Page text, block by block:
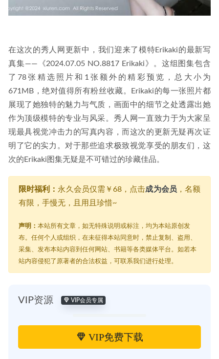
在这次的秀人网更新中，我们迎来了模特Erikaki的最新写
真集——《2024.07.05 NO.8817 Erikaki》。这组图集包含
了78张精选照片和1张额外的精彩预览，总大小为
671MB，绝对值得所有粉丝收藏。Erikaki的每一张照片都
展现了她独特的魅力与气质，画面中的细节之处透露出她
作为顶级模特的专业与风采。秀人网一直致力于为大家呈
现最具视觉冲击力的写真内容，而这次的更新无疑再次证
明了它的实力。对于那些追求极致视觉享受的朋友们，这
次的Erikaki图集无疑是不可错过的珍藏佳品。
限时福利： 永久会员仅需￥68，点击成为会员 ，名额
有限，手慢无，且用且珍惜~
声明： 本站所有文章，如无特殊说明或标注，均为本站原创发
布。任何个人或组织，在未征得本站同意时，禁止复制、盗用、
采集、发布本站内容到任何网站、书籍等各类媒体平台。如若本
站内容侵犯了原著者的合法权益，可联系我们进行处理。
VIP资源 VIP会员专属
VIP免费下载